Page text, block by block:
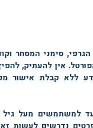
הגרפי, סימני המסחר
אין להעתיק,
ללא קבלת אישור